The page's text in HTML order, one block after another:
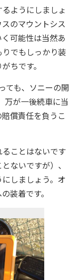
ようにしましょ
のマウントシス
可能性は当然あ
でもしっかり装
ちです。
ても、ソニーの開
万が一後続車に当
償責任を負うこ
ことはないです
ないですが）、
しましょう。オ
装着です。